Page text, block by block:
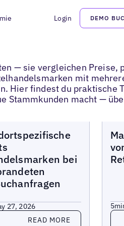
Login DEMO
— sie vergleichen
mit
Hier findest du
Stammkunden macht —
bei
27, 2026
READ MORE
5